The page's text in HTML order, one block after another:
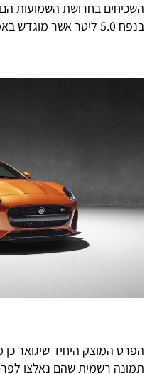
ליטר אשר מוגדש באמצעות מגדש-על.
המוצק היחיד שיגואר כן
רשמית שהם נאלצו